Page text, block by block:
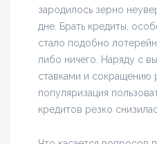
зародилось зерно
дне. Брать кредиты,
стало подобно
либо ничего. Наряду с
ставками и сокращению
популяризация
кредитов резко